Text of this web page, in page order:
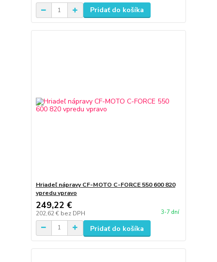
Pridať do košíka
Hriadeľ nápravy CF-MOTO C-FORCE 550 600 820
vpredu vpravo
249,22 €
202,62 € bez DPH 3-7 dní
Pridať do košíka